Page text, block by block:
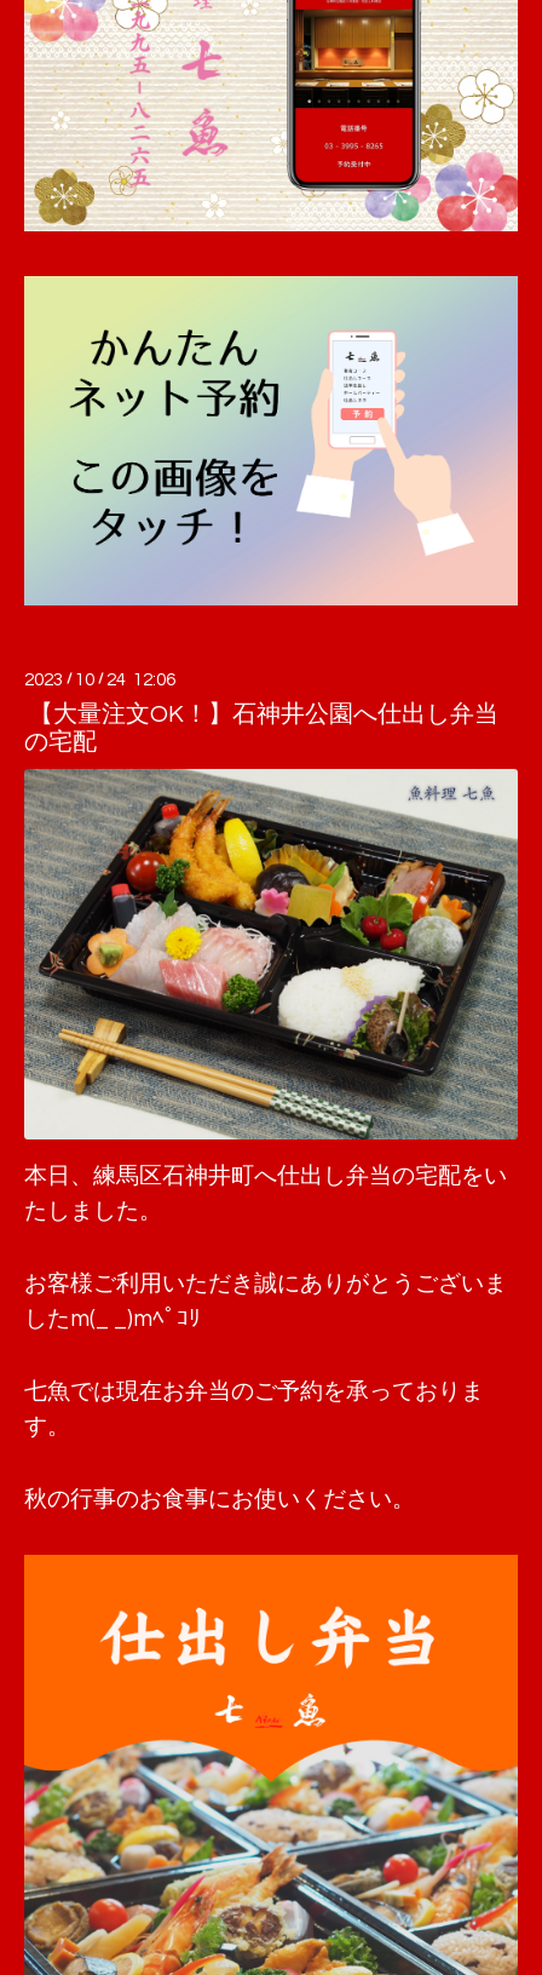
2023 / 10 / 24 12:06
【大量注文OK！】石神井公園へ仕出し弁当
の宅配
本日、練馬区石神井町へ仕出し弁当の宅配をい
たしました。
お客様ご利用いただき誠にありがとうございま
したm(_ _)mﾍﾟｺﾘ
七魚では現在お弁当のご予約を承っておりま
す。
秋の行事のお食事にお使いください。